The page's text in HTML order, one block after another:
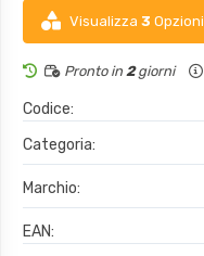
Visualizza 3 Opzioni
Pronto in 2giorni
Codice:
Categoria:
Marchio:
EAN: